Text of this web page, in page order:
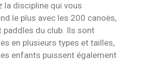
la discipline qui vous
le plus avec les 200 canoës,
paddles du club. Ils sont
en plusieurs types et tailles,
enfants puissent également